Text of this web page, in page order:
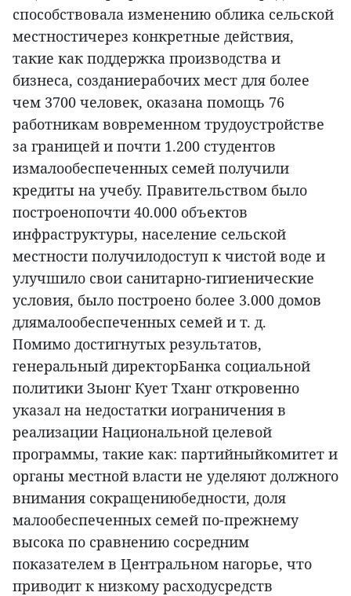
способствовала изменению облика сельской
местностичерез конкретные действия,
такие как поддержка производства и
бизнеса, созданиерабочих мест для более
чем 3700 человек, оказана помощь 76
работникам вовременном трудоустройстве
за границей и почти 1.200 студентов
измалообеспеченных семей получили
кредиты на учебу. Правительством было
построенопочти 40.000 объектов
инфраструктуры, население сельской
местности получилодоступ к чистой воде и
улучшило свои санитарно-гигиенические
условия, было построено более 3.000 домов
длямалообеспеченных семей и т. д.
Помимо достигнутых результатов,
генеральный директорБанка социальной
политики Зыонг Кует Тханг откровенно
указал на недостатки иограничения в
реализации Национальной целевой
программы, такие как: партийныйкомитет и
органы местной власти не уделяют должного
внимания сокращениюбедности, доля
малообеспеченных семей по-прежнему
высока по сравнению сосредним
показателем в Центральном нагорье, что
приводит к низкому расходусредств